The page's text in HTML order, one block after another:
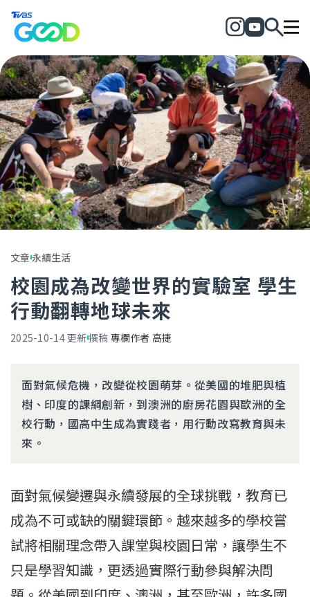
文章永續生活
校園成為改變世界的實驗室 學生
行動翻轉地球未來
2025-10-14更新撰稿 專欄作者 高捷
面對氣候危機，改變從校園萌芽。從美國的堆肥與植
樹、印度的課綱創新，到澳洲的廚房花園與歐洲的全
校行動，國高中生成為實踐者，用行動改寫教育與未
來。
面對氣候變遷與永續發展的全球挑戰，教育已
成為不可或缺的關鍵環節。越來越多的學校嘗
試將相關理念帶入課堂與校園日常，讓學生不
只是學習知識，更透過實際行動參與解決問